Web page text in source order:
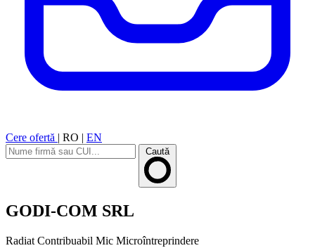
Cere ofertă | RO | EN
Caută
GODI-COM SRL
Radiat Contribuabil Mic Microîntreprindere